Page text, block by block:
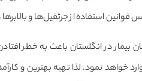
استفاده از جرثقیل‌ها و
خواهد نمود. لذا تهیه بهترین و